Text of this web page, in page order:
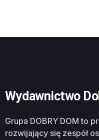
Wydawnictwo
Grupa DOBRY DOM to
rozwijający się zespół